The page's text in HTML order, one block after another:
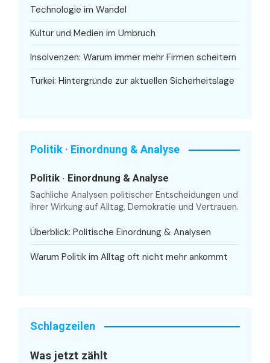
Technologie im Wandel
Kultur und Medien im Umbruch
Insolvenzen: Warum immer mehr Firmen scheitern
Türkei: Hintergründe zur aktuellen Sicherheitslage
Politik · Einordnung & Analyse
Politik · Einordnung & Analyse
Sachliche Analysen politischer Entscheidungen und
ihrer Wirkung auf Alltag, Demokratie und Vertrauen.
Überblick: Politische Einordnung & Analysen
Warum Politik im Alltag oft nicht mehr ankommt
Schlagzeilen
Was jetzt zählt